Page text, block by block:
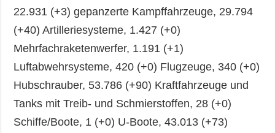
22.931 (+3) gepanzerte Kampffahrzeuge, 29.794
(+40) Artilleriesysteme, 1.427 (+0)
Mehrfachraketenwerfer, 1.191 (+1)
Luftabwehrsysteme, 420 (+0) Flugzeuge, 340 (+0)
Hubschrauber, 53.786 (+90) Kraftfahrzeuge und
Tanks mit Treib- und Schmierstoffen, 28 (+0)
Schiffe/Boote, 1 (+0) U-Boote, 43.013 (+73)